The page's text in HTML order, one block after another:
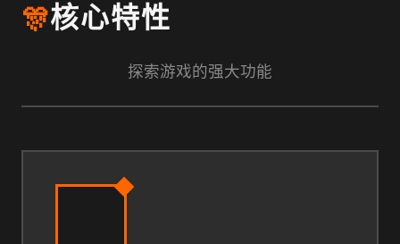
🎊核心特性
探索游戏的强大功能